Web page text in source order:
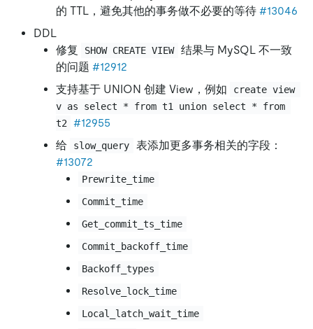
的 TTL，避免其他的事务做不必要的等待 #13046
DDL
修复
SHOW CREATE VIEW 结果与 MySQL 不一致
的问题 #12912
支持基于 UNION 创建 View，例如
create view
v as select * from t1 union select * from
t2
#12955
给
slow_query
表添加更多事务相关的字段：
#13072
Prewrite_time
Commit_time
Get_commit_ts_time
Commit_backoff_time
Backoff_types
Resolve_lock_time
Local_latch_wait_time